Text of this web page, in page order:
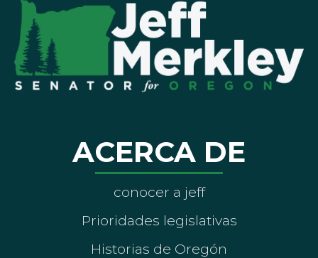
ACERCA DE
conocer a jeff
Prioridades legislativas
Historias de Oregón